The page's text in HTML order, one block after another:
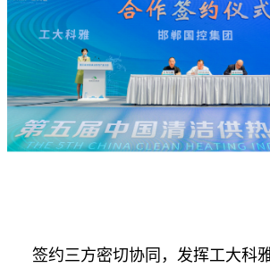
签约三方密切协同，发挥工大科